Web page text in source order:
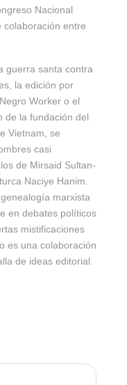
Nacional
colaboración entre
guerra santa contra
la edición por
Worker o el
de la fundación del
Vietnam, se
casi
de Mirsaid Sultan-
Naciye Hanim.
marxista
en debates políticos
mistificaciones
es una colaboración
de ideas editorial.